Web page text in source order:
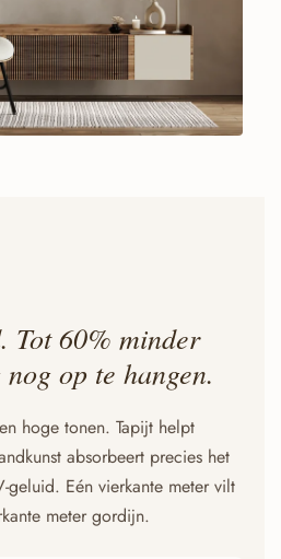
Tot 60% minder
op te hangen.
hoge tonen. Tapijt helpt
absorbeert precies het
geluid. Eén vierkante meter vilt
meter gordijn.